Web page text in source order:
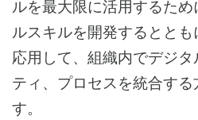
ルを最大限に活用するた
ルスキルを開発するとと
応用して、組織内でデジ
ティ、プロセスを統合す
す。